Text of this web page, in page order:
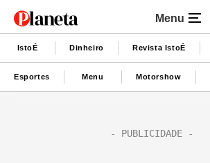
Menu
IstoÉ Dinheiro Revista IstoÉ
Esportes Menu Motorshow